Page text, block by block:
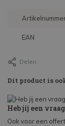
EAN
Delen
Dit product is
Heb jij een
Ook voor een